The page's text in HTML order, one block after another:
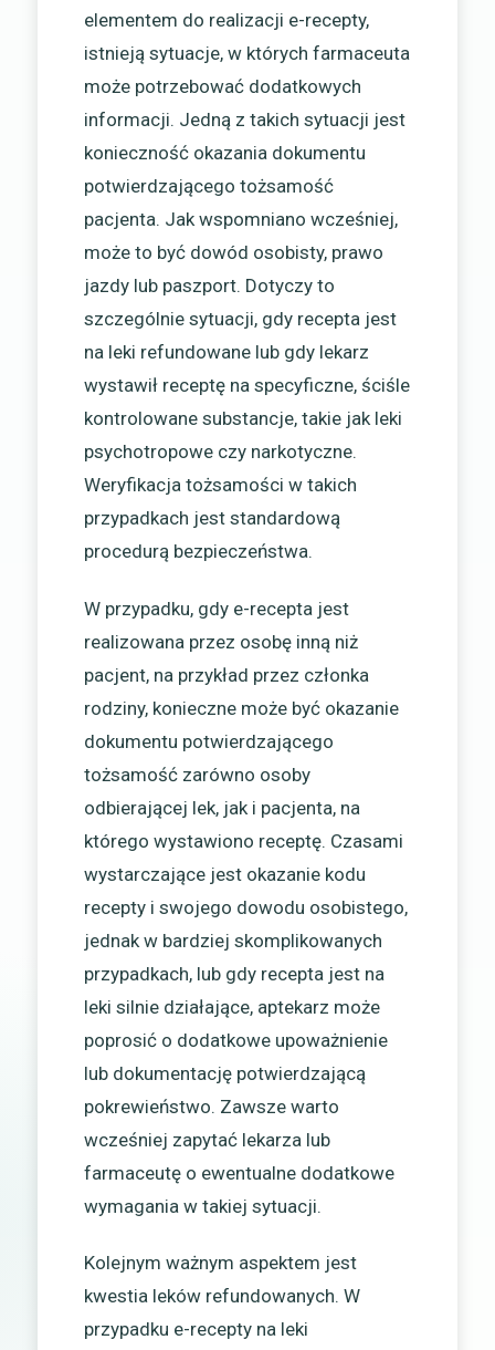
elementem do realizacji e-recepty,
istnieją sytuacje, w których farmaceuta
może potrzebować dodatkowych
informacji. Jedną z takich sytuacji jest
konieczność okazania dokumentu
potwierdzającego tożsamość
pacjenta. Jak wspomniano wcześniej,
może to być dowód osobisty, prawo
jazdy lub paszport. Dotyczy to
szczególnie sytuacji, gdy recepta jest
na leki refundowane lub gdy lekarz
wystawił receptę na specyficzne, ściśle
kontrolowane substancje, takie jak leki
psychotropowe czy narkotyczne.
Weryfikacja tożsamości w takich
przypadkach jest standardową
procedurą bezpieczeństwa.
W przypadku, gdy e-recepta jest
realizowana przez osobę inną niż
pacjent, na przykład przez członka
rodziny, konieczne może być okazanie
dokumentu potwierdzającego
tożsamość zarówno osoby
odbierającej lek, jak i pacjenta, na
którego wystawiono receptę. Czasami
wystarczające jest okazanie kodu
recepty i swojego dowodu osobistego,
jednak w bardziej skomplikowanych
przypadkach, lub gdy recepta jest na
leki silnie działające, aptekarz może
poprosić o dodatkowe upoważnienie
lub dokumentację potwierdzającą
pokrewieństwo. Zawsze warto
wcześniej zapytać lekarza lub
farmaceutę o ewentualne dodatkowe
wymagania w takiej sytuacji.
Kolejnym ważnym aspektem jest
kwestia leków refundowanych. W
przypadku e-recepty na leki